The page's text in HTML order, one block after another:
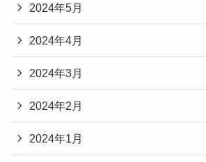
2024年5月
2024年4月
2024年3月
2024年2月
2024年1月